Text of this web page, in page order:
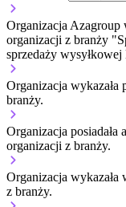
Organizacja Azagroup
organizacji z branży
sprzedaży
Organizacja
branży.
Organizacja
organizacji z branży.
Organizacja wykazała
z branży.